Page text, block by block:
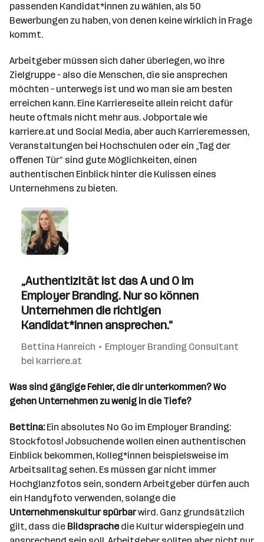
passenden Kandidat*innen zu wählen, als 50
Bewerbungen zu haben, von denen keine wirklich in Frage
kommt.
Arbeitgeber müssen sich daher überlegen, wo ihre
Zielgruppe – also die Menschen, die sie ansprechen
möchten – unterwegs ist und wo man sie am besten
erreichen kann. Eine Karriereseite allein reicht dafür
heute oftmals nicht mehr aus. Jobportale wie
karriere.at und Social Media, aber auch Karrieremessen,
Veranstaltungen bei Hochschulen oder ein „Tag der
offenen Tür“ sind gute Möglichkeiten, einen
authentischen Einblick hinter die Kulissen eines
Unternehmens zu bieten.
„Authentizität ist das A und O im
Employer Branding. Nur so können
Unternehmen die richtigen
Kandidat*innen ansprechen.“
Bettina Hanreich
Employer Branding Consultant
bei karriere.at
Was sind gängige Fehler, die dir unterkommen? Wo
gehen Unternehmen zu wenig in die Tiefe?
Bettina: Ein absolutes No Go im Employer Branding:
Stockfotos! Jobsuchende wollen einen authentischen
Einblick bekommen, Kolleg*innen beispielsweise im
Arbeitsalltag sehen. Es müssen gar nicht immer
Hochglanzfotos sein, sondern Arbeitgeber dürfen auch
ein Handyfoto verwenden, solange die
Unternehmenskultur spürbarwird. Ganz grundsätzlich
gilt, dass die Bildsprachedie Kultur widerspiegeln und